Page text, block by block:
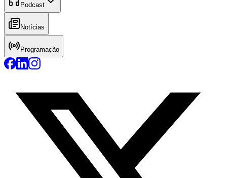
Podcast
Notícias
Programação